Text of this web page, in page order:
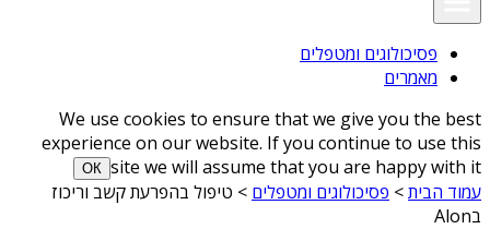
פסיכולוגים ומטפלים
מאמרים
We use cookies to ensure that we give you the best
experience on our website. If you continue to use this
site we will assume that you are happy with it
ОК
עמוד הבית> פסיכולוגים ומטפלים > טיפול בהפרעת קשב וריכוז
בAlon